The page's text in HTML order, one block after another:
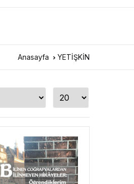
Anasayfa YETİŞKİN